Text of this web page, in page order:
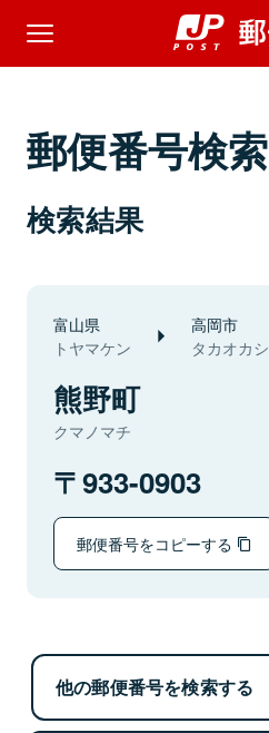
郵便番号検索
検索結果
富山県
トヤマケン
高岡市
タカオカシ
熊野町
クマノマチ
933-0903
郵便番号をコピーする
他の郵便番号を検索する